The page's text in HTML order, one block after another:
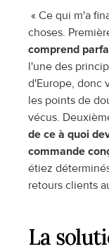
« Ce qui m'a
choses.
comprend
l'une des
d'Europe, donc
les points de
vécus.
de ce à quoi
commande
étiez
retours clients
La